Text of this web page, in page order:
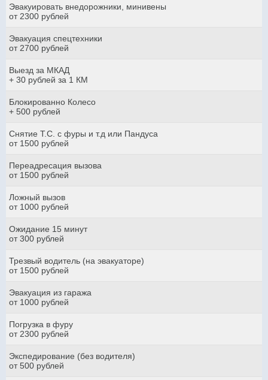
Эвакуировать внедорожники, минивены
от 2300 рублей
Эвакуация спецтехники
от 2700 рублей
Выезд за МКАД
+ 30 рублей за 1 КМ
Блокированно Колесо
+ 500 рублей
Снятие Т.С. с фуры и т.д или Пандуса
от 1500 рублей
Переадресация вызова
от 1500 рублей
Ложный вызов
от 1000 рублей
Ожидание 15 минут
от 300 рублей
Трезвый водитель (на эвакуаторе)
от 1500 рублей
Эвакуация из гаража
от 1000 рублей
Погрузка в фуру
от 2300 рублей
Экспедирование (без водителя)
от 500 рублей